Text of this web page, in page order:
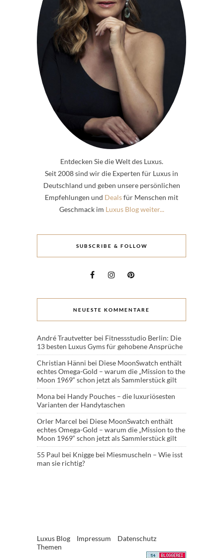
Entdecken Sie die Welt des Luxus.
Seit 2008 sind wir die Experten für Luxus in
Deutschland und geben unsere persönlichen
Empfehlungen und Dealsfür Menschen mit
Geschmack im Luxus Blog weiter...
SUBSCRIBE & FOLLOW
NEUESTE KOMMENTARE
André Trautvetter bei Fitnessstudio Berlin: Die
13 besten Luxus Gyms für gehobene Ansprüche
Christian Hänni bei Diese MoonSwatch enthält
echtes Omega-Gold – warum die „Mission to the
Moon 1969“ schon jetzt als Sammlerstück gilt
Mona bei Handy Pouches – die luxuriösesten
Varianten der Handytaschen
Orler Marcel bei Diese MoonSwatch enthält
echtes Omega-Gold – warum die „Mission to the
Moon 1969“ schon jetzt als Sammlerstück gilt
55 Paul bei Knigge bei Miesmuscheln – Wie isst
man sie richtig?
Luxus Blog Impressum
Datenschutz
Themen